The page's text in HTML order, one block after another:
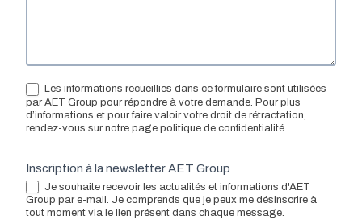
Les informations recueillies dans ce formulaire sont utilisées
par AET Group pour répondre à votre demande. Pour plus
d’informations et pour faire valoir votre droit de rétractation,
rendez-vous sur notre page politique de confidentialité
Inscription à la newsletter AET Group
Je souhaite recevoir les actualités et informations d'AET
Group par e-mail. Je comprends que je peux me désinscrire à
tout moment via le lien présent dans chaque message.